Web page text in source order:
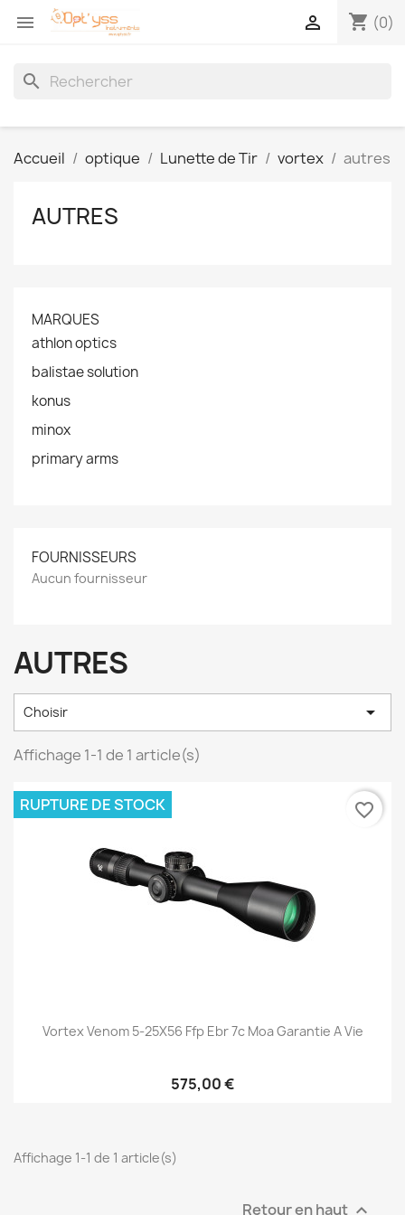
 shopping_cart (0)

search
Accueil optique Lunette de Tir vortex autres
AUTRES
MARQUES
athlon optics
balistae solution
konus
minox
primary arms
FOURNISSEURS
Aucun fournisseur
AUTRES
Choisir 
Affichage 1-1 de 1 article(s)
Vortex Venom 5-25X56 Ffp Ebr 7c Moa Garantie A Vie
575,00 €
RUPTURE DE STOCK favorite_border
Affichage 1-1 de 1 article(s)
Retour en haut 